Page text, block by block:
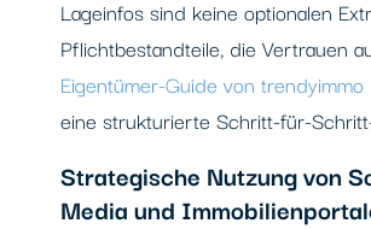
Lageinfos sind keine optionalen
Pflichtbestandteile, die Vertrauen
Eigentümer-Guide von trendyimmo
eine strukturierte Schritt-für-
Strategische Nutzung von
Media und